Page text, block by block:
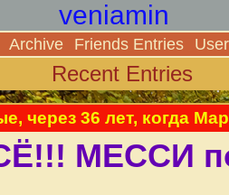
veniamin
Archive Friends Entries
Recent Entries
через 36 лет, когда
МЕССИ